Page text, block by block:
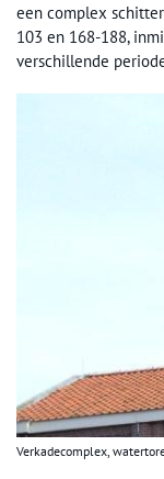
een complex
103 en 168-188,
verschillende
Verkadecomplex,